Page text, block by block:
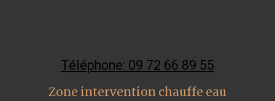
Téléphone: 09 72 66 89 55
Zone intervention chauffe eau